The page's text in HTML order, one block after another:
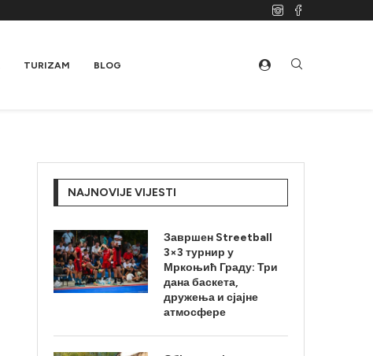
TURIZAM BLOG
NAJNOVIJE VIJESTI
Завршен Streetball
3×3 турнир у
Мркоњић Граду: Три
дана баскета,
дружења и сјајне
атмосфере